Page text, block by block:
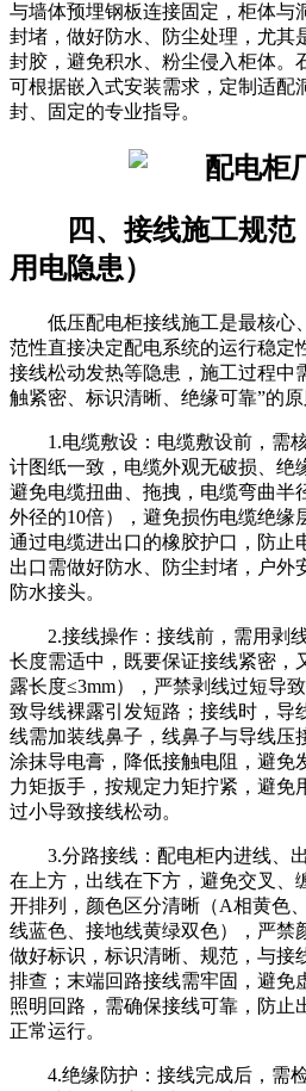
与墙体预埋钢板连接固定，柜体与
封堵，做好防水、防尘处理，尤其
封胶，避免积水、粉尘侵入柜体。
可根据嵌入式安装需求，定制适配
封、固定的专业指导。
四、接线施工规
用电隐患）
低压配电柜接线施工是最核心
范性直接决定配电系统的运行稳定
接线松动发热等隐患，施工过程中
触紧密、标识清晰、绝缘可靠”的
1.电缆敷设：电缆敷设前，需
计图纸一致，电缆外观无破损、绝
避免电缆扭曲、拖拽，电缆弯曲半
外径的10倍），避免损伤电缆绝缘
通过电缆进出口的橡胶护口，防止
出口需做好防水、防尘封堵，户外
防水接头。
2.接线操作：接线前，需用剥
长度需适中，既要保证接线紧密，
露长度≤3mm），严禁剥线过短导
致导线裸露引发短路；接线时，导
线需加装线鼻子，线鼻子与导线压
涂抹导电膏，降低接触电阻，避免
力矩扳手，按规定力矩拧紧，避免
过小导致接线松动。
3.分路接线：配电柜内进线、
在上方，出线在下方，避免交叉、
开排列，颜色区分清晰（A相黄色
线蓝色、接地线黄绿双色），严禁
做好标识，标识清晰、规范，与接
排查；末端回路接线需牢固，避免
照明回路，需确保接线可靠，防止
正常运行。
4.绝缘防护：接线完成后，需